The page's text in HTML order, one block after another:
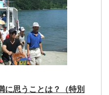
に思うことは？（特別